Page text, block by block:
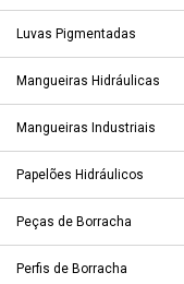
Luvas Pigmentadas
Mangueiras Hidráulicas
Mangueiras Industriais
Papelões Hidráulicos
Peças de Borracha
Perfis de Borracha